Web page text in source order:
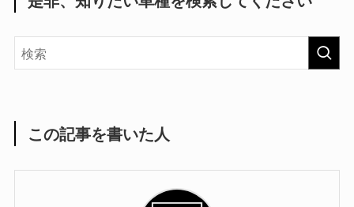
この記事を書いた人